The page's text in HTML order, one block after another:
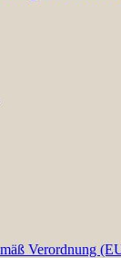
Verordnung